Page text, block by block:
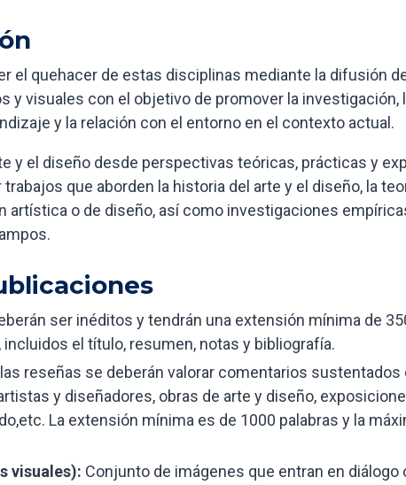
el quehacer de estas disciplinas mediante la difusión
y visuales con el objetivo de promover la investigación,
y la relación con el entorno en el contexto actual.
y el diseño desde perspectivas teóricas, prácticas y
que aborden la historia del arte y el diseño, la
artística o de diseño, así como investigaciones
ser inéditos y tendrán una extensión mínima de
incluidos el título, resumen, notas y bibliografía.
reseñas se deberán valorar comentarios sustentados
y diseñadores, obras de arte y diseño,
La extensión mínima es de 1000 palabras y la
visuales): Conjunto de imágenes que entran en diálogo